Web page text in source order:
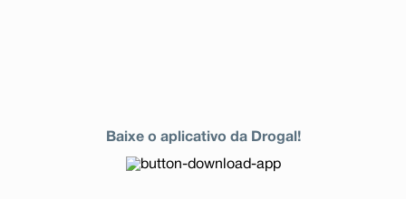
Baixe o aplicativo da Drogal!